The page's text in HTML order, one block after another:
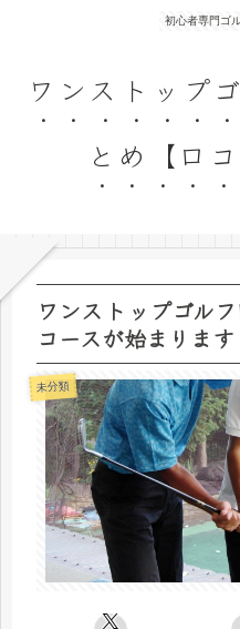
初心者専門ゴ
ワンストップ
とめ【口
ワンストップゴル
コースが始まります
未分類